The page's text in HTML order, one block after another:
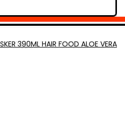
390ML HAIR FOOD ALOE VERA